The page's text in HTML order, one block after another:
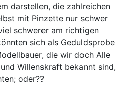
darstellen, die zahlreichen
mit Pinzette nur schwer
schwerer am richtigen
sich als Geduldsprobe
die wir doch Alle
Willenskraft bekannt sind,
oder??